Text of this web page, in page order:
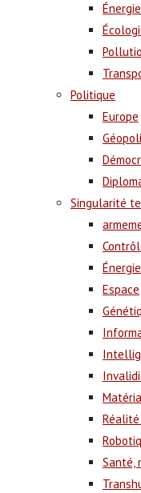
Énergie
Politique
Europe
Singularité
Énergie
Espace
Santé,